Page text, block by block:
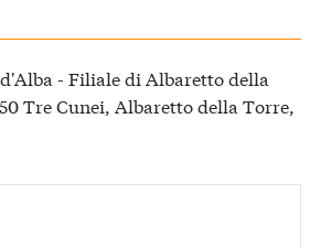
- Filiale di Albaretto della
Tre Cunei, Albaretto della Torre,